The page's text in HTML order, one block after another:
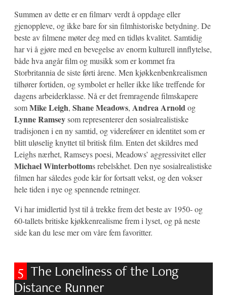
Summen av dette er en filmarv verdt å oppdage eller
gjenoppleve, og ikke bare for sin filmhistoriske betydning. De
beste av filmene møter deg med en tidløs kvalitet. Samtidig
har vi å gjøre med en bevegelse av enorm kulturell innflytelse,
både hva angår film og musikk som er kommet fra
Storbritannia de siste førti årene. Men kjøkkenbenkrealismen
tilhører fortiden, og symbolet er heller ikke like treffende for
dagens arbeiderklasse. Nå er det fremragende filmskapere
somMike Leigh, Shane Meadows, Andrea Arnold og
Lynne Ramseysom representerer den sosialrealistiske
tradisjonen i en ny samtid, og viderefører en identitet som er
blitt uløselig knyttet til britisk film. Enten det skildres med
Leighs nærhet, Ramseys poesi, Meadows’ aggressivitet eller
Michael Winterbottoms rebelskhet. Den nye sosialrealistiske
filmen har således gode kår for fortsatt vekst, og den vokser
hele tiden i nye og spennende retninger.
Vi har imidlertid lyst til å trekke frem det beste av 1950- og
60-tallets britiske kjøkkenrealisme frem i lyset, og på neste
side kan du lese mer om våre fem favoritter.
5 The Loneliness of the Long
Distance Runner